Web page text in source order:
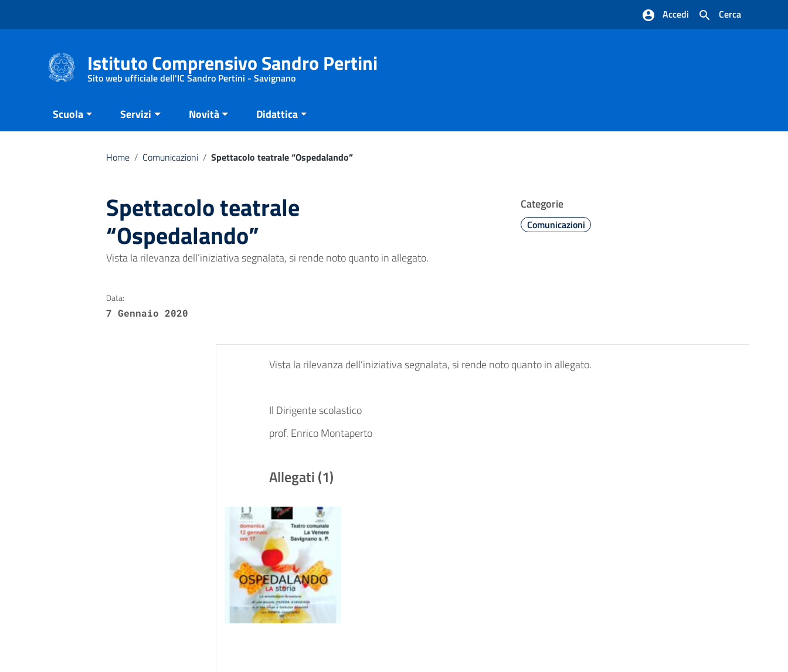
Cerca
Accedi
Istituto Comprensivo Sandro Pertini
Sito web ufficiale dell'IC Sandro Pertini - Savignano
Scuola Servizi Novità Didattica
Home / Comunicazioni / Spettacolo teatrale “Ospedalando”
Spettacolo teatrale
“Ospedalando”
Vista la rilevanza dell’iniziativa segnalata, si rende noto quanto in allegato.
Categorie
Comunicazioni
Data:
7 Gennaio 2020
Vista la rilevanza dell’iniziativa segnalata, si rende noto quanto in allegato.
Il Dirigente scolastico
prof. Enrico Montaperto
Allegati (1)